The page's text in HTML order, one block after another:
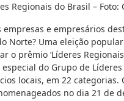
Regionais do Brasil – Foto:
empresas e empresários
Norte? Uma eleição
o prêmio ‘Líderes
do Grupo de Líderes
locais, em 22 categorias.
no dia 21 de